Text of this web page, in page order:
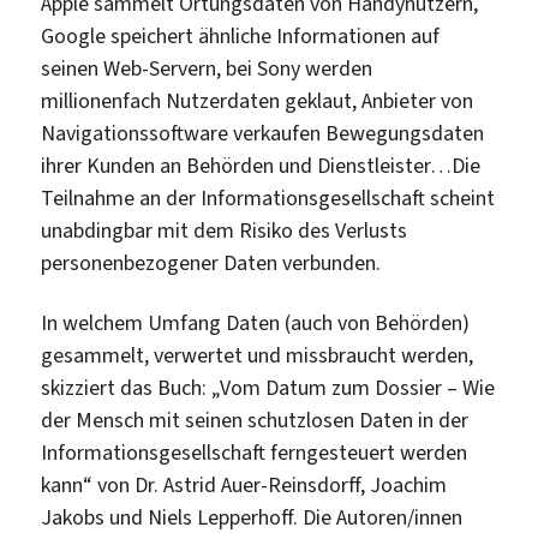
Google speichert ähnliche Informationen auf
seinen Web-Servern, bei Sony werden
millionenfach Nutzerdaten geklaut, Anbieter von
Navigationssoftware verkaufen Bewegungsdaten
ihrer Kunden an Behörden und Dienstleister…Die
Teilnahme an der Informationsgesellschaft scheint
unabdingbar mit dem Risiko des Verlusts
personenbezogener Daten verbunden.
In welchem Umfang Daten (auch von Behörden)
gesammelt, verwertet und missbraucht werden,
skizziert das Buch: „Vom Datum zum Dossier – Wie
der Mensch mit seinen schutzlosen Daten in der
Informationsgesellschaft ferngesteuert werden
kann“ von Dr. Astrid Auer-Reinsdorff, Joachim
Jakobs und Niels Lepperhoff. Die Autoren/innen